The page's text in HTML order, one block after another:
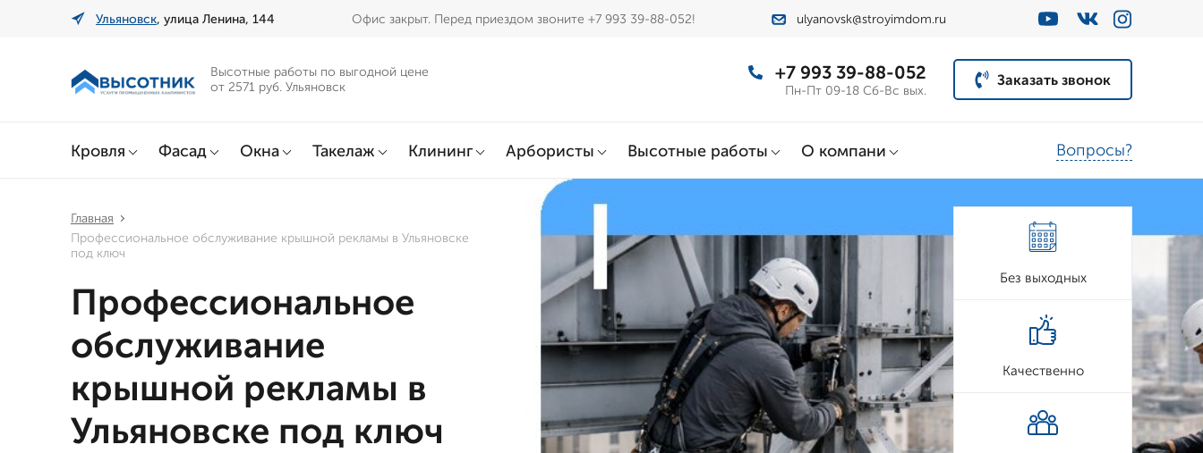
Ульяновск, улица Ленина, 144 Офис закрыт. Перед приездом звоните +7 993 39-88-052! ulyanovsk@stroyimdom.ru
Высотные работы по выгодной цене
от 2571 руб. Ульяновск
+7 993 39-88-052
Пн-Пт 09-18 Сб-Вс вых.
Заказать звонок
Кровля Фасад Окна Такелаж Клининг Арбористы Высотные работы О компани Вопросы?
Главная
Профессиональное обслуживание крышной рекламы в Ульяновске
под ключ
Профессиональное
обслуживание
крышной рекламы в
Ульяновске под ключ
Без выходных
Качественно